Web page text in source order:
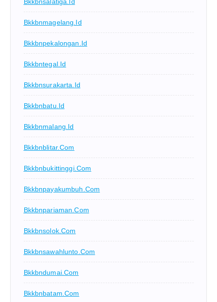
Bkkbnsalatiga.id
Bkkbnmagelang.id
Bkkbnpekalongan.id
Bkkbntegal.id
Bkkbnsurakarta.id
Bkkbnbatu.id
Bkkbnmalang.id
Bkkbnblitar.com
Bkkbnbukittinggi.com
Bkkbnpayakumbuh.com
Bkkbnpariaman.com
Bkkbnsolok.com
Bkkbnsawahlunto.com
Bkkbndumai.com
Bkkbnbatam.com